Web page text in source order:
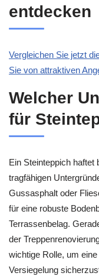
entdecken
Vergleichen Sie jetzt
Sie von attraktiven
Welcher
für
Ein Steinteppich haftet
tragfähigen
Gussasphalt oder
für eine robuste
Terrassenbelag.
der
wichtige Rolle, um
Versiegelung